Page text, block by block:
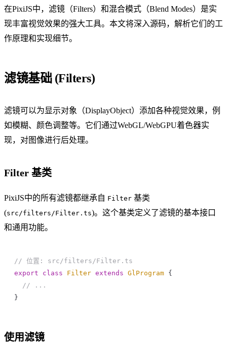
在PixiJS中，滤镜（Filters）和混合模式（Blend Modes）是实
现丰富视觉效果的强大工具。本文将深入源码，解析它们的工
作原理和实现细节。
滤镜基础 (Filters)
滤镜可以为显示对象（DisplayObject）添加各种视觉效果，例
如模糊、颜色调整等。它们通过WebGL/WebGPU着色器实
现，对图像进行后处理。
Filter 基类
PixiJS中的所有滤镜都继承自 Filter 基类
(src/filters/Filter.ts)。这个基类定义了滤镜的基本接口
和通用功能。
// 位置: src/filters/Filter.ts
export class Filter extends GlProgram {
  // ...
}
使用滤镜